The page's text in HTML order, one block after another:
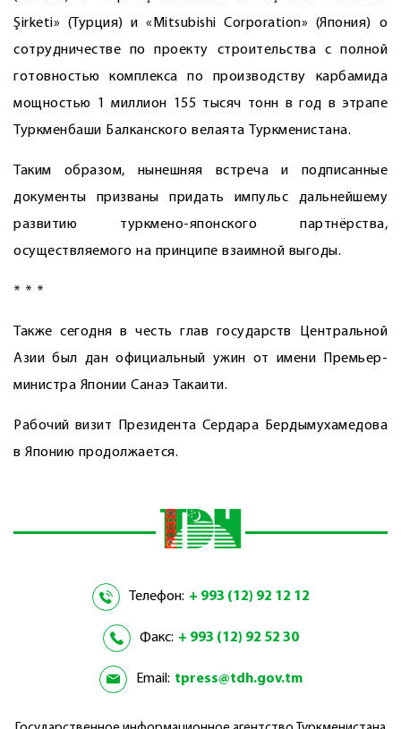
Şirketi» (Турция) и «Mitsubishi Corporation» (Япония) о
сотрудничестве по проекту строительства с полной
готовностью комплекса по производству карбамида
мощностью 1 миллион 155 тысяч тонн в год в этрапе
Туркменбаши Балканского велаята Туркменистана.
Таким образом, нынешняя встреча и подписанные
документы призваны придать импульс дальнейшему
развитию туркмено-японского партнёрства,
осуществляемого на принципе взаимной выгоды.
* * *
Также сегодня в честь глав государств Центральной
Азии был дан официальный ужин от имени Премьер-
министра Японии Санаэ Такаити.
Рабочий визит Президента Сердара Бердымухамедова
в Японию продолжается.
Телефон: + 993 (12) 92 12 12
Факс: + 993 (12) 92 52 30
Email: tpress@tdh.gov.tm